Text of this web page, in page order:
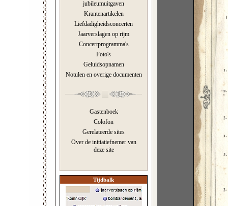
jubileumuitgaven
Krantenartikelen
Liefdadigheidsconcerten
Jaarverslagen op rijm
Concertprogramma's
Foto's
Geluidsopnamen
Notulen en overige documenten
Gastenboek
Colofon
Gerelateerde sites
Over de initiatiefnemer van
deze site
Tijdbalk